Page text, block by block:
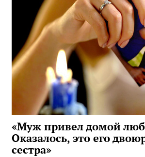
«Муж привел домой
Оказалось, это его
сестра»